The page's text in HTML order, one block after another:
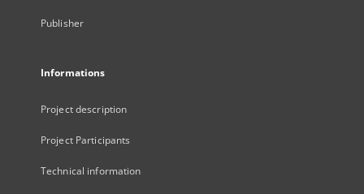
Publisher
Informations
Project description
Project Participants
Technical information